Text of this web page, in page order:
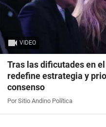
VIDEO
Tras las dificutades en
redefine estrategia y
consenso
Por Sitio Andino Política